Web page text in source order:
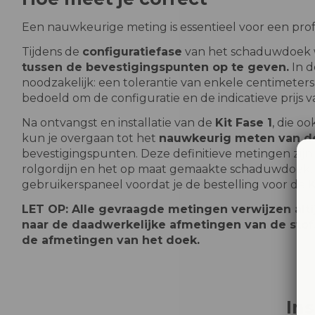
Een nauwkeurige meting is essentieel voor een
Tijdens de configuratiefase van het schaduwdoek
tussen de bevestigingspunten op te geven. In
noodzakelijk: een tolerantie van enkele
bedoeld om de configuratie en de indicatieve prijs
Na ontvangst en installatie van de Kit Fase 1, die
kun je overgaan tot het nauwkeurig meten van
bevestigingspunten. Deze definitieve metingen
rolgordijn en het op maat gemaakte schaduwdoek.
gebruikerspaneel voordat je de bestelling voor de
LET OP: Alle gevraagde metingen verwijzen
naar de daadwerkelijke afmetingen van de
de afmetingen van het doek.